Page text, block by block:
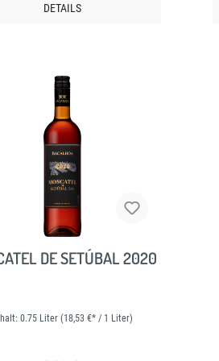
DETAILS
DE SETÚBAL 2020
0.75 Liter (18,53 €* / 1 Liter)